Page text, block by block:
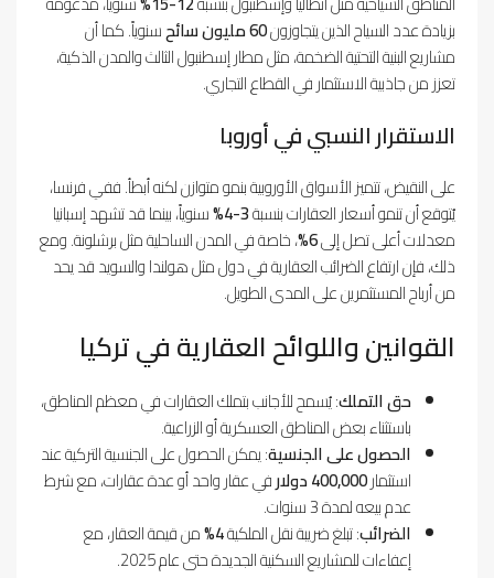
بزيادة عدد السياح الذين يتجاوزون60 مليون سائح
سنوياً. كما أن
مشاريع البنية التحتية الضخمة، مثل مطار إسطنبول الثالث والمدن الذكية،
تعزز من جاذبية الاستثمار في القطاع التجاري.
الاستقرار النسبي في أوروبا
على النقيض، تتميز الأسواق الأوروبية بنمو متوازن لكنه أبطأ. ففي فرنسا،
يُتوقع أن تنمو أسعار العقارات بنسبة3-4%
سنوياً، بينما قد تشهد إسبانيا
معدلات أعلى تصل إلى6% ، خاصة في المدن الساحلية مثل برشلونة. ومع
ذلك، فإن ارتفاع الضرائب العقارية في دول مثل هولندا والسويد قد يحد
من أرباح المستثمرين على المدى الطويل.
القوانين واللوائح العقارية في تركيا
حق التملك: يُسمح للأجانب بتملك العقارات في معظم المناطق،
باستثناء بعض المناطق العسكرية أو الزراعية.
الحصول على الجنسية: يمكن الحصول على الجنسية التركية عند
استثمار400,000 دولار
في عقار واحد أو عدة عقارات، مع شرط
عدم بيعه لمدة 3 سنوات.
الضرائب: تبلغ ضريبة نقل الملكية4% من قيمة العقار، مع
إعفاءات للمشاريع السكنية الجديدة حتى عام 2025.